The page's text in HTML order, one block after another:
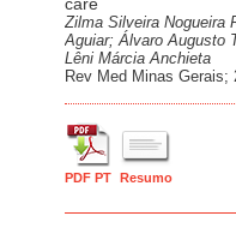
care
Zilma Silveira Nogueira
Aguiar; Álvaro Augusto
Lêni Márcia Anchieta
Rev Med Minas Gerais;
PDF PT Resumo